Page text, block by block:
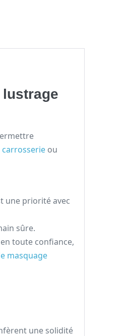
carrosserie ou
une priorité avec
sûre.
toute confiance,
masquage
une solidité